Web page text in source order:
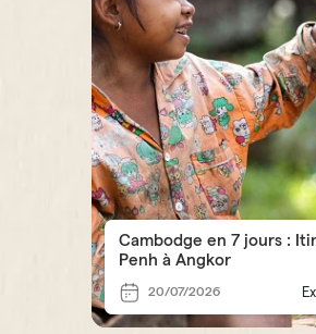
Cambodge en 7 jours :
Penh à Angkor
20/07/2026